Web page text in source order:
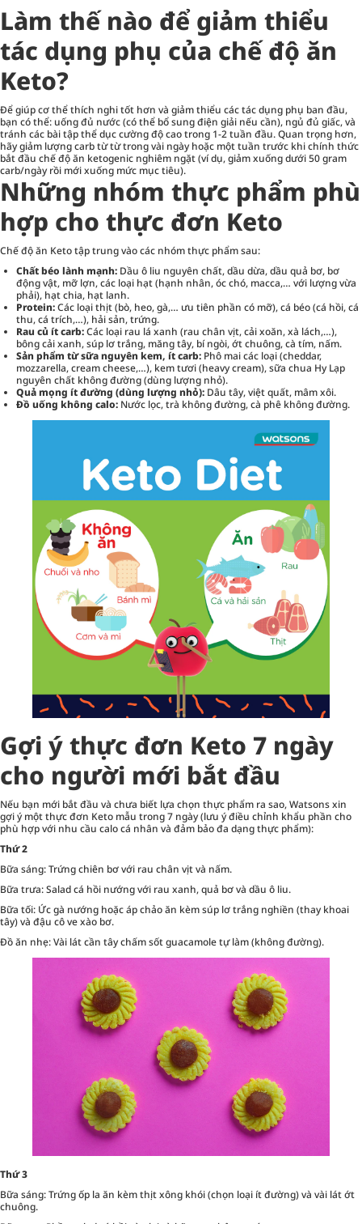
Làm thế nào để giảm thiểu
tác dụng phụ của chế độ ăn
Keto?
Để giúp cơ thể thích nghi tốt hơn và giảm thiểu các tác dụng phụ ban đầu,
bạn có thể: uống đủ nước (có thể bổ sung điện giải nếu cần), ngủ đủ giấc, và
tránh các bài tập thể dục cường độ cao trong 1-2 tuần đầu. Quan trọng hơn,
hãy giảm lượng carb từ từ trong vài ngày hoặc một tuần trước khi chính thức
bắt đầu chế độ ăn ketogenic nghiêm ngặt (ví dụ, giảm xuống dưới 50 gram
carb/ngày rồi mới xuống mức mục tiêu).
Những nhóm thực phẩm phù
hợp cho thực đơn Keto
Chế độ ăn Keto tập trung vào các nhóm thực phẩm sau:
Chất béo lành mạnh: Dầu ô liu nguyên chất, dầu dừa, dầu quả bơ, bơ
động vật, mỡ lợn, các loại hạt (hạnh nhân, óc chó, macca,… với lượng vừa
phải), hạt chia, hạt lanh.
Protein:Các loại thịt (bò, heo, gà,… ưu tiên phần có mỡ), cá béo (cá hồi, cá
thu, cá trích,…), hải sản, trứng.
Rau củ ít carb:Các loại rau lá xanh (rau chân vịt, cải xoăn, xà lách,…),
bông cải xanh, súp lơ trắng, măng tây, bí ngòi, ớt chuông, cà tím, nấm.
Sản phẩm từ sữa nguyên kem, ít carb: Phô mai các loại (cheddar,
mozzarella, cream cheese,…), kem tươi (heavy cream), sữa chua Hy Lạp
nguyên chất không đường (dùng lượng nhỏ).
Quả mọng ít đường (dùng lượng nhỏ): Dâu tây, việt quất, mâm xôi.
Đồ uống không calo: Nước lọc, trà không đường, cà phê không đường.
Gợi ý thực đơn Keto 7 ngày
cho người mới bắt đầu
Nếu bạn mới bắt đầu và chưa biết lựa chọn thực phẩm ra sao, Watsons xin
gợi ý một thực đơn Keto mẫu trong 7 ngày (lưu ý điều chỉnh khẩu phần cho
phù hợp với nhu cầu calo cá nhân và đảm bảo đa dạng thực phẩm):
Thứ 2
Bữa sáng: Trứng chiên bơ với rau chân vịt và nấm.
Bữa trưa: Salad cá hồi nướng với rau xanh, quả bơ và dầu ô liu.
Bữa tối: Ức gà nướng hoặc áp chảo ăn kèm súp lơ trắng nghiền (thay khoai
tây) và đậu cô ve xào bơ.
Đồ ăn nhẹ: Vài lát cần tây chấm sốt guacamole tự làm (không đường).
Thứ 3
Bữa sáng: Trứng ốp la ăn kèm thịt xông khói (chọn loại ít đường) và vài lát ớt
chuông.